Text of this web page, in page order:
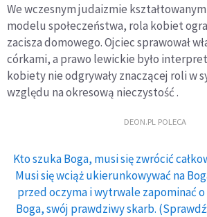
We wczesnym judaizmie
modelu społeczeństwa, rola kobiet
zacisza domowego. Ojciec sprawował
córkami, a prawo lewickie było
kobiety nie odgrywały znaczącej roli w
względu na okresową nieczystość .
DEON.PL POLECA
Kto szuka Boga, musi się zwrócić
Musi się wciąż ukierunkowywać na
przed oczyma i wytrwale zapominać
Boga, swój prawdziwy skarb. (Sprawdź: